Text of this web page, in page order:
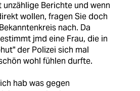
unzählige Berichte und wenn
wollen, fragen Sie doch
nach. Da
jmd eine Frau, die in
der Polizei sich mal
wohl fühlen durfte.
hab was gegen